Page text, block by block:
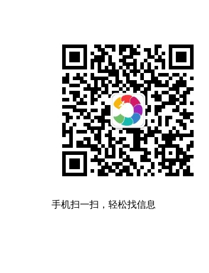
手机扫一扫，轻松找信息